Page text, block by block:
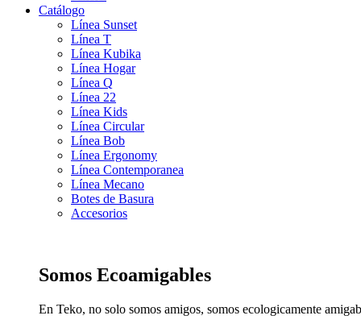
Catálogo
Línea Sunset
Línea T
Línea Kubika
Línea Hogar
Línea Q
Línea 22
Línea Kids
Línea Circular
Línea Bob
Línea Ergonomy
Línea Contemporanea
Línea Mecano
Botes de Basura
Accesorios
Somos Ecoamigables
En Teko, no solo somos amigos, somos ecologicamente